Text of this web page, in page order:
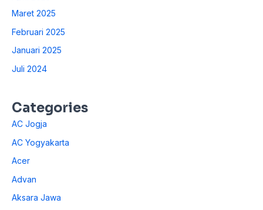
Maret 2025
Februari 2025
Januari 2025
Juli 2024
Categories
AC Jogja
AC Yogyakarta
Acer
Advan
Aksara Jawa